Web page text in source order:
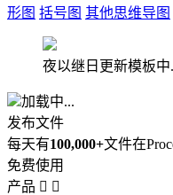
形图 括号图 其他思维导图
夜以继日更新模板中
加载中...
发布文件
每天有100,000+文件在
免费使用
产品  